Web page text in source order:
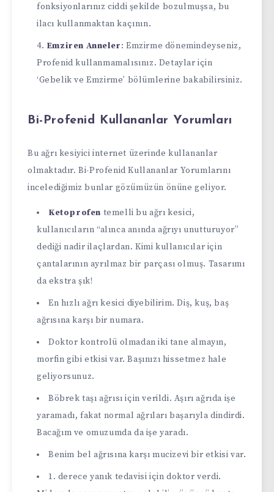
fonksiyonlarınız ciddi şekilde bozulmuşsa, bu
ilacı kullanmaktan kaçının.
Emziren Anneler: Emzirme dönemindeyseniz,
Profenid kullanmamalısınız. Detaylar için
‘Gebelik ve Emzirme’ bölümlerine bakabilirsiniz.
Bi-Profenid Kullananlar Yorumları
Bu ağrı kesiyici internet üzerinde kullananlar
olmaktadır. Bi-Profenid Kullananlar Yorumlarını
incelediğimiz bunlar gözümüzün önüne geliyor.
Ketoprofen temelli bu ağrı kesici,
kullanıcıların “alınca anında ağrıyı unutturuyor”
dediği nadir ilaçlardan. Kimi kullanıcılar için
çantalarının ayrılmaz bir parçası olmuş. Tasarımı
da ekstra şık!
En hızlı ağrı kesici diyebilirim. Diş, kuş, baş
ağrısına karşı bir numara.
Doktor kontrolü olmadan iki tane almayın,
morfin gibi etkisi var. Başınızı hissetmez hale
geliyorsunuz.
Böbrek taşı ağrısı için verildi. Aşırı ağrıda işe
yaramadı, fakat normal ağrıları başarıyla dindirdi.
Bacağım ve omuzumda da işe yaradı.
Benim bel ağrısına karşı mucizevi bir etkisi var.
1. derece yanık tedavisi için doktor verdi.